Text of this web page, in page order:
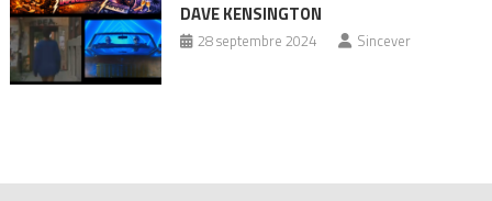
DAVE KENSINGTON
28 septembre 2024 Sincever